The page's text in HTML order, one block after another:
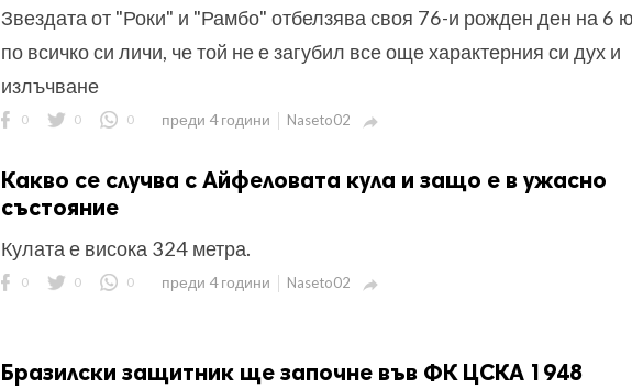
Звездата от "Роки" и "Рамбо" отбелзява своя 76-и рожден ден на 6
по всичко си личи, че той не е загубил все още характерния си дух и
излъчване
0 0 0 преди 4 години Naseto02 
Какво се случва с Айфеловата кула и защо е в ужасно
състояние
Кулата е висока 324 метра.
0 0 0 преди 4 години Naseto02 
Бразилски защитник ще започне във ФК ЦСКА 1948